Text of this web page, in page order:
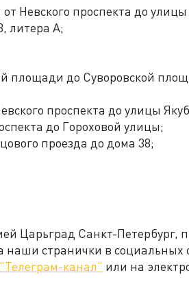
Невского проспекта до
литера А;
площади до Суворовской
проспекта до улицы
до Гороховой улицы;
проезда до дома 38;
Царьград Санкт-Петербург,
странички в социальных
"Телеграм-канал" или на